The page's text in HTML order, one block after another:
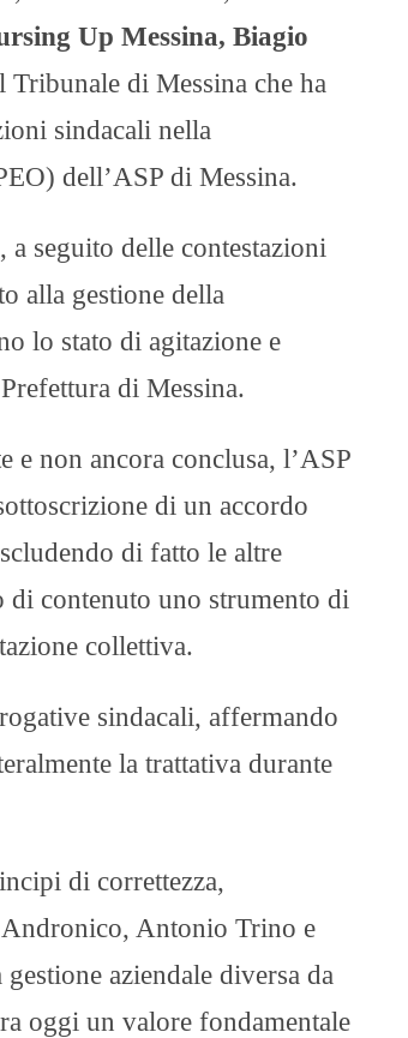
Up Messina, Biagio
Tribunale di Messina che ha
sindacali nella
dell’ASP di Messina.
seguito delle contestazioni
alla gestione della
lo stato di agitazione e
di Messina.
e non ancora conclusa, l’ASP
di un accordo
di fatto le altre
di contenuto uno strumento di
collettiva.
sindacali, affermando
la trattativa durante
di correttezza,
Antonio Trino e
aziendale diversa da
oggi un valore fondamentale